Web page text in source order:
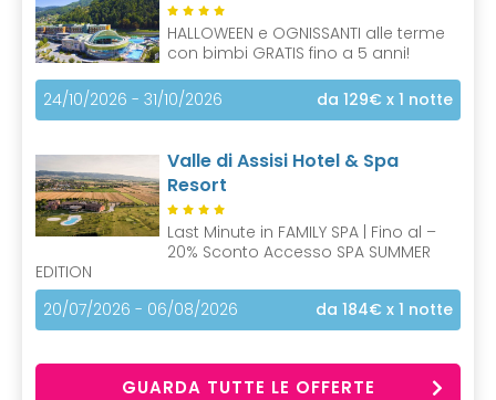
HALLOWEEN e OGNISSANTI alle terme
con bimbi GRATIS fino a 5 anni!
24/10/2026 - 31/10/2026 da 129€ x 1 notte
Valle di Assisi Hotel & Spa
Resort
Last Minute in FAMILY SPA | Fino al –
20% Sconto Accesso SPA SUMMER
EDITION
20/07/2026 - 06/08/2026
da 184€ x 1 notte
GUARDA TUTTE LE OFFERTE